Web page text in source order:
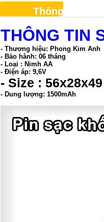
Thông tin sản
THÔNG TIN
- Thương hiệu: Phong Kim Anh
- Bảo hành: 06 tháng
- Loại : Nimh AA
- Điện áp: 9,6V
- Size : 56
- Dung lượng: 1500mAh